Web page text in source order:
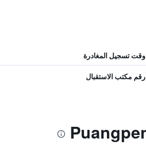
وقت تسجيل المغادرة
رقم مكتب الاستقبال